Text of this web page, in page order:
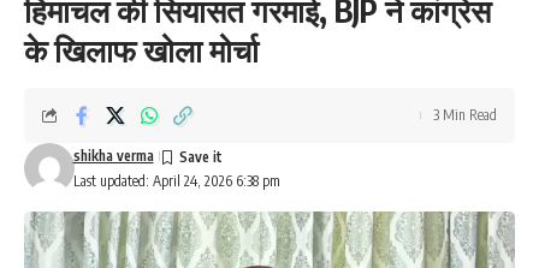
हिमाचल की सियासत गरमाई, BJP ने कांग्रेस
के खिलाफ खोला मोर्चा
Last updated: April 24, 2026 6:38 pm
shikha verma
3 Min Read